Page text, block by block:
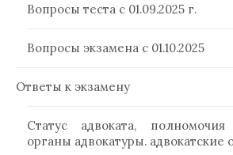
Вопросы теста с 01.09.2025 г.
Вопросы экзамена с 01.10.2025
Ответы к экзамену
Статус адвоката,
органы адвокатуры. адвокатские